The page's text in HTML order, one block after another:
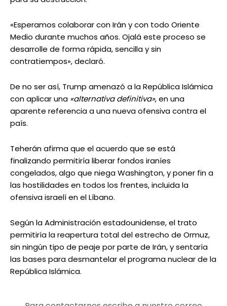
«Esperamos colaborar con Irán y con todo Oriente
Medio durante muchos años. Ojalá este proceso se
desarrolle de forma rápida, sencilla y sin
contratiempos», declaró.
De no ser así, Trump amenazó a la República Islámica
con aplicar una «alternativa definitiva», en una
aparente referencia a una nueva ofensiva contra el
país.
Teherán afirma que el acuerdo que se está
finalizando permitiría liberar fondos iraníes
congelados, algo que niega Washington, y poner fin a
las hostilidades en todos los frentes, incluida la
ofensiva israelí en el Líbano.
Según la Administración estadounidense, el trato
permitiría la reapertura total del estrecho de Ormuz,
sin ningún tipo de peaje por parte de Irán, y sentaría
las bases para desmantelar el programa nuclear de la
República Islámica.